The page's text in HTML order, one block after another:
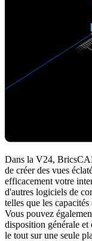
Dans la V24,
de créer des vues
efficacement votre
d'autres logiciels de
telles que les
Vous pouvez
disposition générale et
le tout sur une seule